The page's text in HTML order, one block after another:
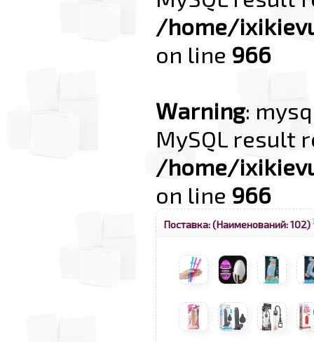
/home/
on line 966
Warning:
MySQL result
/home/
on line 966
Поставка:(Наименований: 102)